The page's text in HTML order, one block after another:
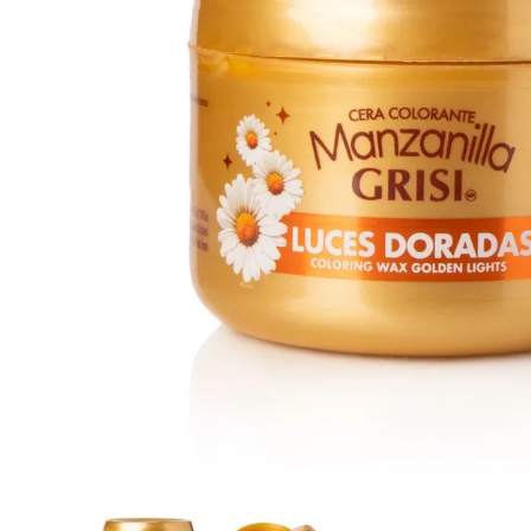
9. tinte
10. naked hair